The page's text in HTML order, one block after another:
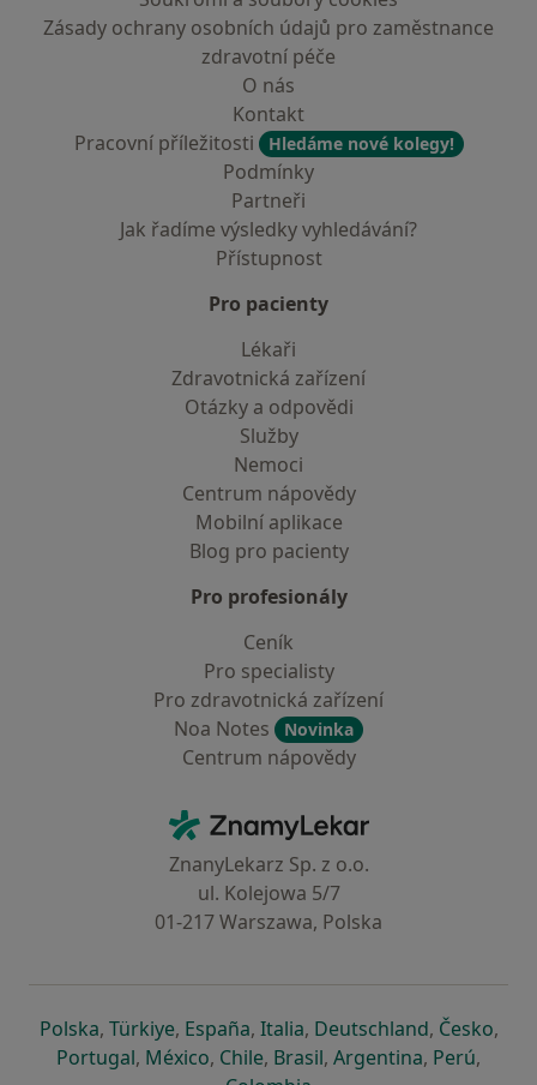
Zásady ochrany osobních údajů pro zaměstnance
zdravotní péče
O nás
Kontakt
Pracovní příležitosti
Hledáme nové kolegy!
Podmínky
Partneři
Jak řadíme výsledky vyhledávání?
Přístupnost
Pro pacienty
Lékaři
Zdravotnická zařízení
Otázky a odpovědi
Služby
Nemoci
Centrum nápovědy
Mobilní aplikace
Blog pro pacienty
Pro profesionály
Ceník
Pro specialisty
Pro zdravotnická zařízení
Noa Notes
Novinka
Centrum nápovědy
ZnamyLekar - Hlavní stránka
ZnanyLekarz Sp. z o.o.
ul. Kolejowa 5/7
01-217 Warszawa, Polska
Polskase otevře v nové záložce
, Türkiyese otevře v nové záložce
, Españase otevře v nové záložce
, Italiase otevře v nové záložce
, Deutschlandse otevře v
, Českose
,
Portugalse otevře v nové záložce
, Méxicose otevře v nové záložce
, Chilese otevře v nové záložce
, Brasilse otevře v nové
, Argentinase otevře v
, Perúse
,